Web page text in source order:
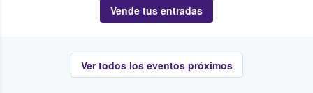
Vende tus entradas
Ver todos los eventos próximos